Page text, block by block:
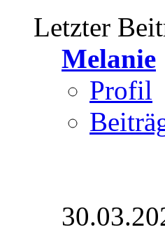
Letzter
Melanie
Profil